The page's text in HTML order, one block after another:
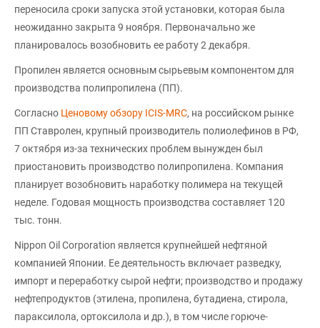
переносила сроки запуска этой установки, которая была
неожиданно закрыта 9 ноября. Первоначально же
планировалось возобновить ее работу 2 декабря.
Пропилен является основным сырьевым компонентом для
производства полипропилена (ПП).
Согласно Ценовому обзору ICIS-MRC, на российском рынке
ПП Ставролен, крупный производитель полиолефинов в РФ,
7 октября из-за технических проблем вынужден был
приостановить производство полипропилена. Компания
планирует возобновить наработку полимера на текущей
неделе. Годовая мощность производства составляет 120
тыс. тонн.
Nippon Oil Corporation является крупнейшей нефтяной
компанией Японии. Ее деятельность включает разведку,
импорт и переработку сырой нефти; производство и продажу
нефтепродуктов (этилена, пропилена, бутадиена, стирола,
параксилола, ортоксилола и др.), в том числе горюче-